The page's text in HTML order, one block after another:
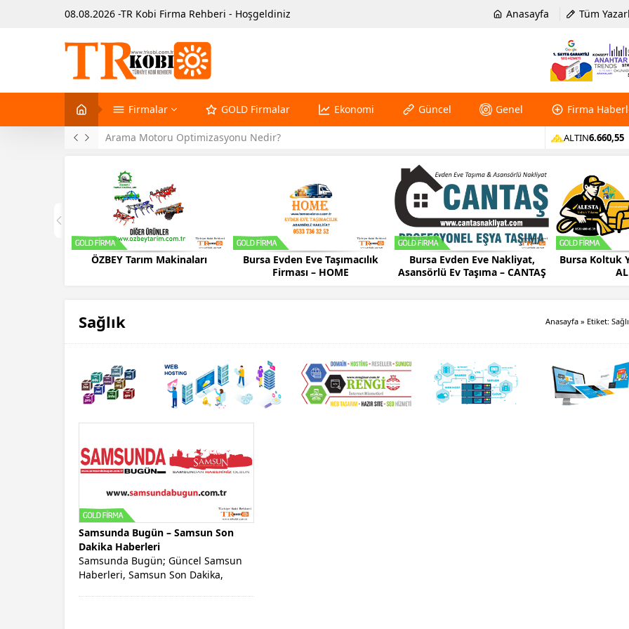
08.08.2026 -TR Kobi Firma Rehberi - Hoşgeldiniz Anasayfa Tüm
Firmalar GOLD Firmalar Ekonomi Güncel Genel Firma
Arama Motoru Optimizasyonu Nedir? ALTIN6.660,55
Tarım Makinaları
Bursa Evden Eve Taşımacılık
Bursa Evden Eve Nakliyat,
Asansörlü Ev Taşıma – CANTAŞ
Bursa Koltuk Yıkama Firması –
ALESTA
Sağlık Anasayfa » Etiket:
Samsunda Bugün – Samsun Son
Dakika Haberleri
Samsunda Bugün; Güncel Samsun
Haberleri, Samsun Son Dakika,